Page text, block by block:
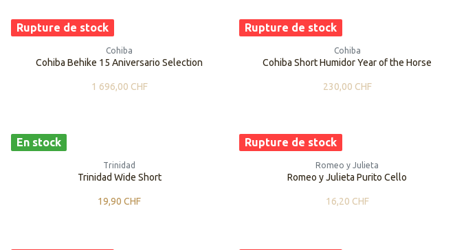
Rupture de stock
Cohiba
Cohiba Behike 15 Aniversario Selection
1 696,00 CHF
Rupture de stock
Cohiba
Cohiba Short Humidor Year of the Horse
230,00 CHF
En stock
Trinidad
Trinidad Wide Short
19,90 CHF
Rupture de stock
Romeo y Julieta
Romeo y Julieta Purito Cello
16,20 CHF